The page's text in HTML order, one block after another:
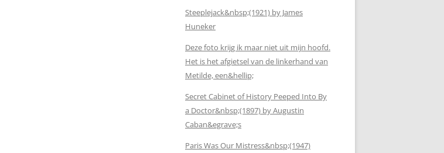
Steeplejack&nbsp;(1921) by James
Huneker
Deze foto krijg ik maar niet uit mijn hoofd.
Het is het afgietsel van de linkerhand van
Metilde, een&hellip;
Secret Cabinet of History Peeped Into By
a Doctor&nbsp;(1897) by Augustin
Caban&egrave;s
Paris Was Our Mistress&nbsp;(1947)